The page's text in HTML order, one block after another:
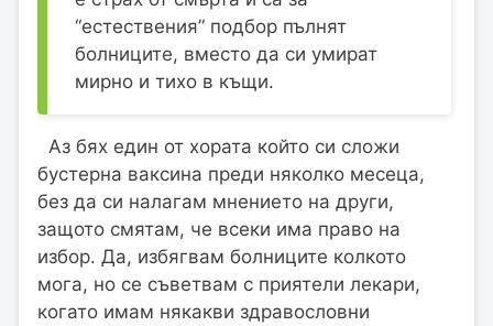
“естествения” подбор пълнят
болниците, вместо да си умират
мирно и тихо в къщи.
Aз бях един от хората който си сложи
бустерна ваксина преди няколко месеца,
без да си налагам мнението на други,
защото смятам, че всеки има право на
избор. Да, избягвам болниците колкото
мога, но се съветвам с приятели лекари,
когато имам някакви здравословни